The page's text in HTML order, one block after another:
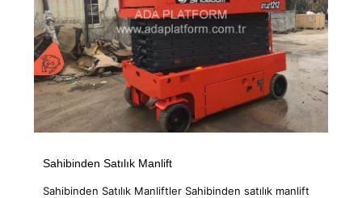
Sahibinden Satılık Manlift
Sahibinden Satılık Manliftler Sahibinden satılık manlift